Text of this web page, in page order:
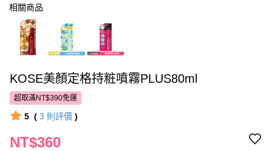
相關商品
KOSE美顏定格持粧噴霧PLUS80ml
超取滿NT$390免運
5 ( 3 則評價 )
NT$360